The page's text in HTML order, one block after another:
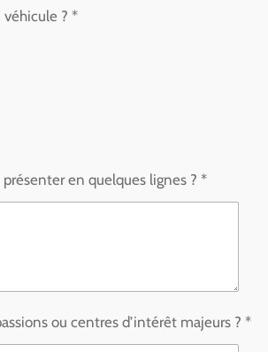
véhicule ? *
en quelques lignes ? *
ou centres d’intérêt majeurs ? *